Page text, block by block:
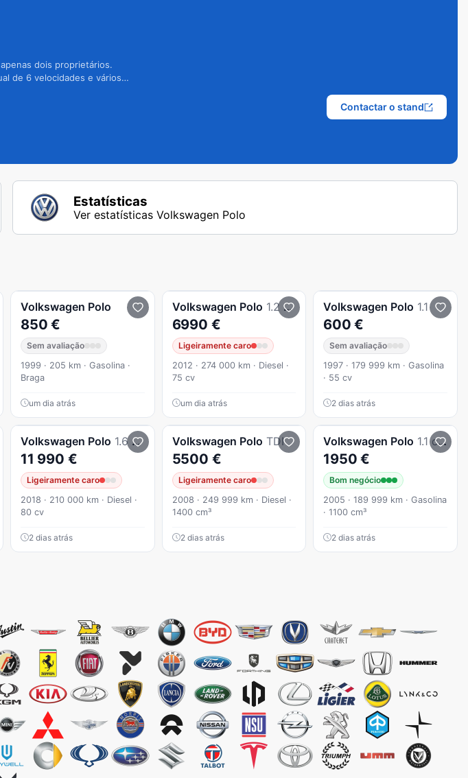
dois proprietários.
de 6 velocidades e vários
Contactar o stand
Estatísticas
Ver estatísticas Volkswagen Polo
Volkswagen Polo
850 €
Sem avaliação
1999 · 205 km · Gasolina ·
Braga
um dia atrás
Volkswagen Polo 1.2 TDi BlueMotion
6990 €
Ligeiramente caro
2012 · 274 000 km · Diesel ·
75 cv
um dia atrás
Volkswagen Polo 1.1
600 €
Sem avaliação
1997 · 179 999 km · Gasolina
· 55 cv
2 dias atrás
Volkswagen Polo 1.6 TDI Confortline
11 990 €
Ligeiramente caro
2018 · 210 000 km · Diesel ·
80 cv
2 dias atrás
Volkswagen Polo TDI
5500 €
Ligeiramente caro
2008 · 249 999 km · Diesel ·
1400 cm³
2 dias atrás
Volkswagen Polo 1.1 cc inspecção ate 2028
1950 €
Bom negócio
2005 · 189 999 km · Gasolina
· 1100 cm³
2 dias atrás